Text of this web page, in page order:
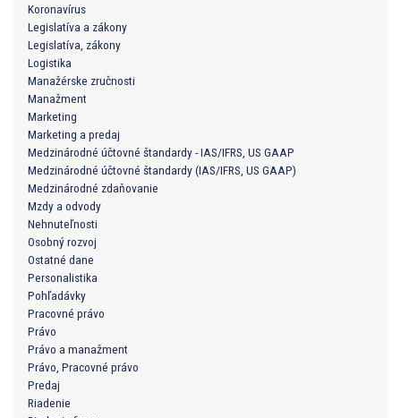
Koronavírus
Legislatíva a zákony
Legislatíva, zákony
Logistika
Manažérske zručnosti
Manažment
Marketing
Marketing a predaj
Medzinárodné účtovné štandardy - IAS/IFRS, US GAAP
Medzinárodné účtovné štandardy (IAS/IFRS, US GAAP)
Medzinárodné zdaňovanie
Mzdy a odvody
Nehnuteľnosti
Osobný rozvoj
Ostatné dane
Personalistika
Pohľadávky
Pracovné právo
Právo
Právo a manažment
Právo, Pracovné právo
Predaj
Riadenie